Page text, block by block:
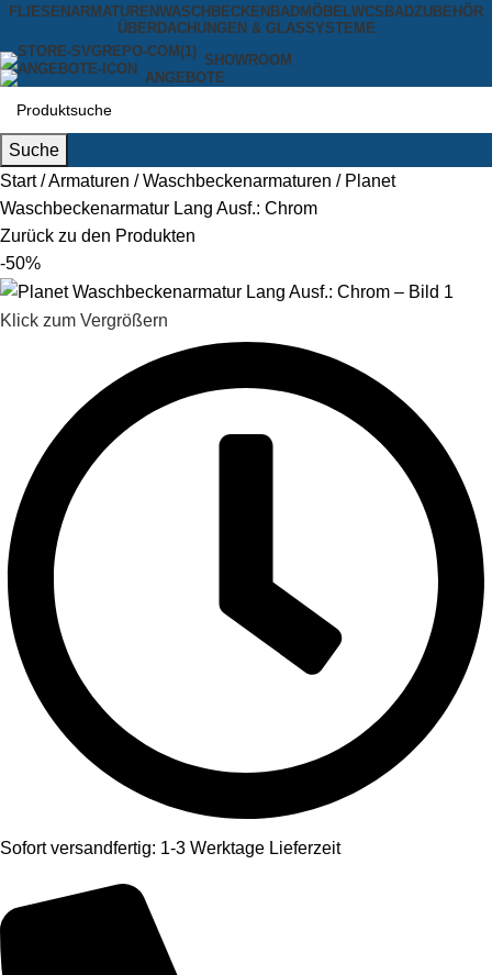
FLIESEN ARMATURENWASCHBECKEN BADMÖBELWCS BADZUBEHÖR
ÜBERDACHUNGEN & GLASSYSTEME
SHOWROOM
ANGEBOTE
Suche
Start Armaturen Waschbeckenarmaturen
Planet
Waschbeckenarmatur Lang Ausf.: Chrom
Zurück zu den Produkten
-50%
Klick zum Vergrößern
Sofort versandfertig: 1-3 Werktage Lieferzeit